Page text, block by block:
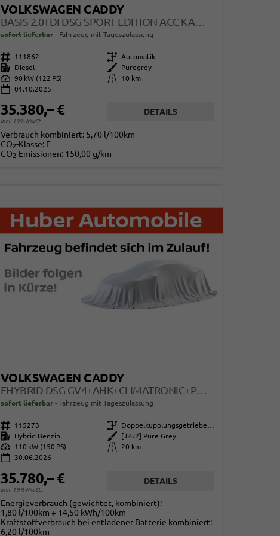
VOLKSWAGEN CADDY
sofort lieferbar Fahrzeug mit Tageszulassung
Fahrzeugnr. 111862 Getriebe Automatik
Kraftstoff
Diesel Außenfarbe
Puregrey
Leistung 90 kW (122 PS) Kilometerstand
10 km
01.10.2025
35.380,– €
incl. 19% MwSt.
DETAILS
Verbrauch kombiniert: 5,70 l/100km
CO2-Klasse: E
CO2-Emissionen: 150,00 g/km
VOLKSWAGEN CADDY
EHYBRID DSG GV4+AHK+CLIMATRONIC+PDCVOHI+CAM+REGENSENS.+APPCONNECT
sofort lieferbar Fahrzeug mit Tageszulassung
Fahrzeugnr. 115273 Getriebe
Doppelkupplungsgetriebe (DSG)
Kraftstoff
Hybrid Benzin Außenfarbe
[J2J2] Pure Grey
Leistung
110 kW (150 PS) Kilometerstand
20 km
30.06.2026
35.780,– €
incl. 19% MwSt.
DETAILS
Energieverbrauch (gewichtet, kombiniert):
1,80 l/100km + 14,50 kWh/100km
Kraftstoffverbrauch bei entladener Batterie kombiniert:
6,20 l/100km